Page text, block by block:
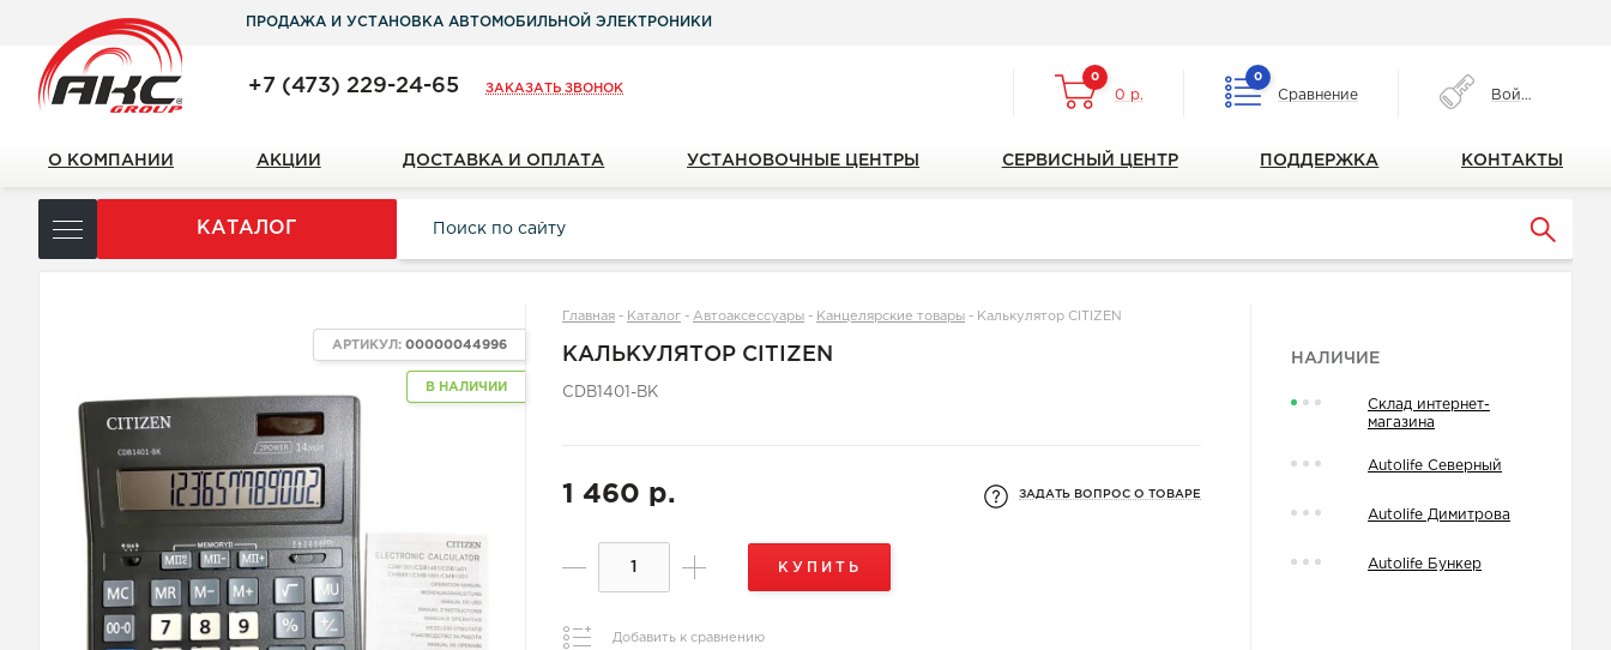
ПРОДАЖА И УСТАНОВКА АВТОМОБИЛЬНОЙ ЭЛЕКТРОНИКИ
+7 (473) 229-24-65 ЗАКАЗАТЬ ЗВОНОК
0
0 р.
0
Сравнение Войти
О КОМПАНИИ АКЦИИ ДОСТАВКА И ОПЛАТА УСТАНОВОЧНЫЕ ЦЕНТРЫ СЕРВИСНЫЙ ЦЕНТР ПОДДЕРЖКА КОНТАКТЫ
КАТАЛОГ
В НАЛИЧИИ
АРТИКУЛ:00000044996
Главная - Каталог -Автоаксессуары - Канцелярские товары - Калькулятор CITIZEN
КАЛЬКУЛЯТОР CITIZEN
CDB1401-BK
1 460 р. ЗАДАТЬ ВОПРОС О ТОВАРЕ
КУПИТЬ
Добавить к сравнению
НАЛИЧИЕ
Склад интернет-
магазина
Autolife Северный
Autolife Димитрова
Autolife Бункер